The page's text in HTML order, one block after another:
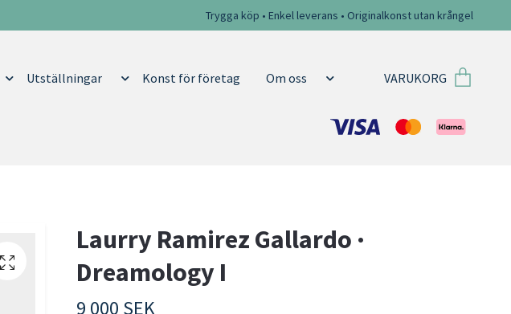
Trygga köp • Enkel leverans • Originalkonst utan krångel
Utställningar Konst för företag Om oss VARUKORG
Laurry Ramirez Gallardo ·
Dreamology I
9 000 SEK